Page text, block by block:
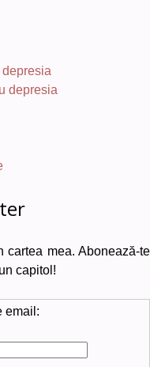
depresia
cartea mea. Abonează-te
capitol!
email: